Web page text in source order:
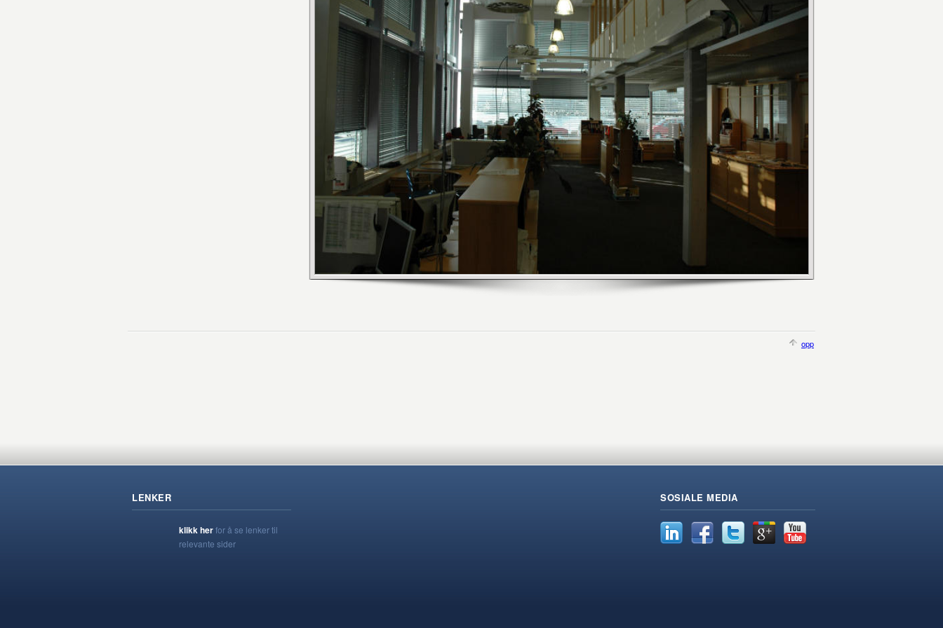
opp
LENKER
klikk herfor å se lenker til
relevante sider
SOSIALE MEDIA